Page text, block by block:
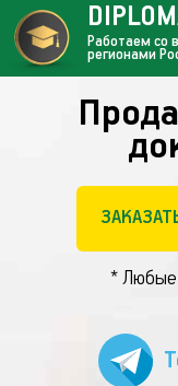
* Любые
Работаем со
регионами